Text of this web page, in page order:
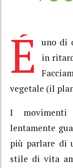
É
uno di
in
vegetale (il
I movimenti
lentamente
più parlare di
stile di vita